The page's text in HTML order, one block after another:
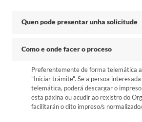
Quen pode presentar unha solicitude
Como e onde facer o proceso
Preferentemente de forma telemática
"Iniciar trámite". Se a persoa
telemática, poderá descargar o
esta páxina ou acudir ao rexistro do
facilitarán o dito impreso/s